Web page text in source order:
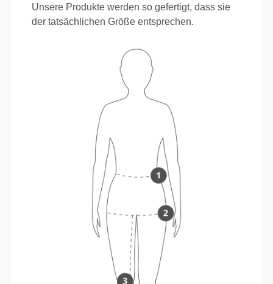
Unsere Produkte werden so gefertigt, dass sie
der tatsächlichen Größe entsprechen.